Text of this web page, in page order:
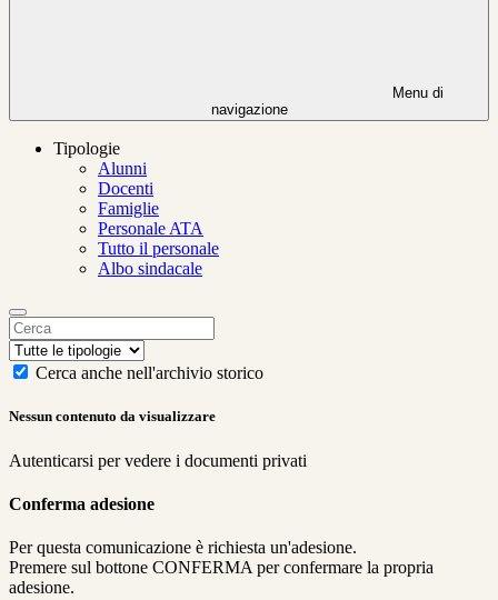
Menu di
navigazione
Tipologie
Alunni
Docenti
Famiglie
Personale ATA
Tutto il personale
Albo sindacale
Cerca anche nell'archivio storico
Nessun contenuto da visualizzare
Autenticarsi per vedere i documenti privati
Conferma adesione
Per questa comunicazione è richiesta un'adesione.
Premere sul bottone CONFERMA per confermare la propria
adesione.